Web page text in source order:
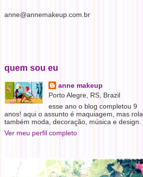
anne@annemakeup.com.br
quem sou eu
anne makeup
Porto Alegre, RS, Brazil
esse ano o blog completou 9
anos! aqui o assunto é maquiagem, mas rola
também moda, decoração, música e design.
Ver meu perfil completo